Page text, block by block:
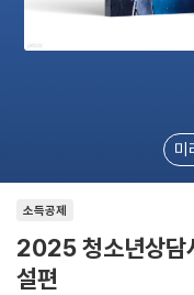
미
소득공제
2025 청소년상담
설편